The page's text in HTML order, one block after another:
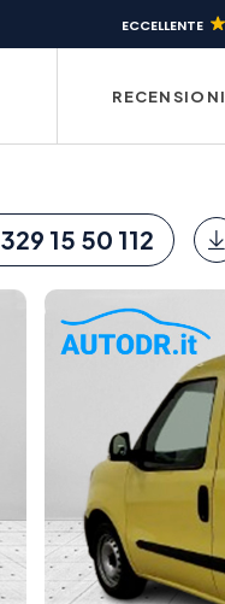
ECCELLENTE
RECENSIONI
329 15 50 112